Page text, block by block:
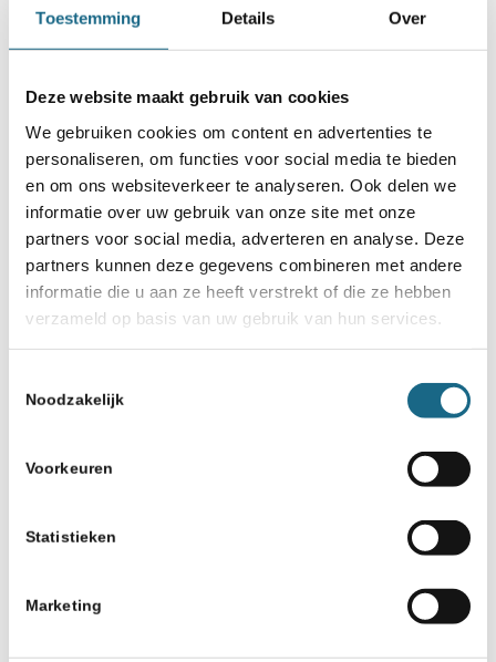
Toestemming Details Over
Deze website maakt gebruik van cookies
We gebruiken cookies om content en advertenties te
personaliseren, om functies voor social media te bieden
en om ons websiteverkeer te analyseren. Ook delen we
informatie over uw gebruik van onze site met onze
partners voor social media, adverteren en analyse. Deze
partners kunnen deze gegevens combineren met andere
informatie die u aan ze heeft verstrekt of die ze hebben
verzameld op basis van uw gebruik van hun services.
Noodzakelijk
Voorkeuren
Statistieken
Marketing